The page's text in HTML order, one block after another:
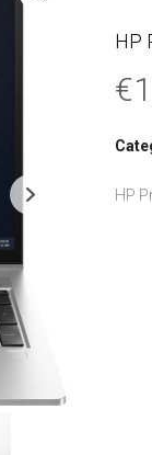
HP
€
HP